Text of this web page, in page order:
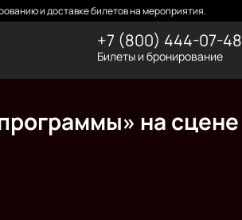
и доставке билетов на мероприятия.
+7 (800) 444-07-48
Билеты и бронирование
на сцене